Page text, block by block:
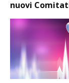
nuovi